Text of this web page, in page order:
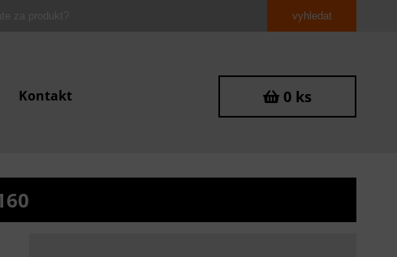
Kontakt 0 ks